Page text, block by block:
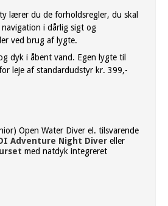
lærer du de forholdsregler, du skal
i dårlig sigt og
ved brug af lygte.
dyk i åbent vand. Egen lygte til
leje af standardudstyr kr. 399,-
Open Water Diver el. tilsvarende
Adventure Night Divereller
med natdyk integreret